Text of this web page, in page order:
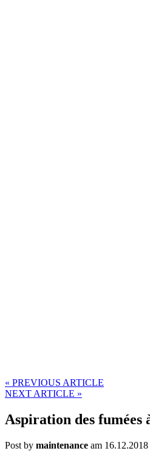
« PREVIOUS ARTICLE
NEXT ARTICLE »
Aspiration des fumées
Post by maintenance am 16.12.2018